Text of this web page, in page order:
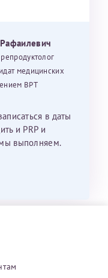
медицинских
ВРТ
в даты
и PRP и
выполняем.